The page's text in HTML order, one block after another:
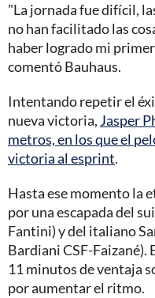
"La jornada fue difícil,
no han facilitado las
haber logrado mi
comentó Bauhaus.
Intentando repetir el
nueva victoria, Jasper
metros, en los que el
victoria al esprint.
Hasta ese momento la
por una escapada del
Fantini) y del italiano
Bardiani CSF-Faizané).
11 minutos de ventaja
por aumentar el ritmo.